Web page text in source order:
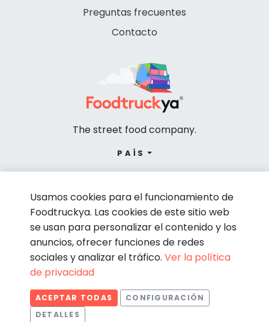
Preguntas frecuentes
Contacto
The street food company.
PAÍS
© Foodtruckya 2026
Condiciones de contratación Política de privacidad
Aviso legal
Usamos cookies para el funcionamiento de
Foodtruckya. Las cookies de este sitio web
se usan para personalizar el contenido y los
anuncios, ofrecer funciones de redes
sociales y analizar el tráfico. Ver la política
de privacidad
ACEPTAR TODAS
CONFIGURACIÓN
DETALLES